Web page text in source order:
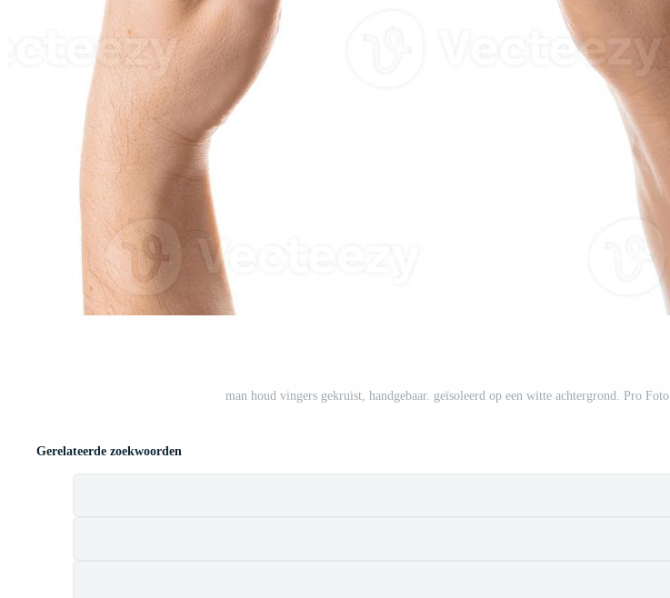
man houd vingers gekruist, handgebaar. geïsoleerd op een witte achtergrond. Pro Foto
Gerelateerde zoekwoorden